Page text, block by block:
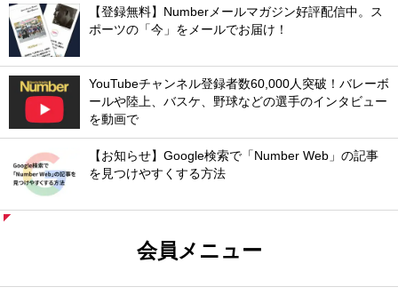
【登録無料】Numberメールマガジン好評配信中。ス
ポーツの「今」をメールでお届け！
YouTubeチャンネル登録者数60,000人突破！バレーボ
ールや陸上、バスケ、野球などの選手のインタビュー
を動画で
【お知らせ】Google検索で「Number Web」の記事
を見つけやすくする方法
会員メニュー